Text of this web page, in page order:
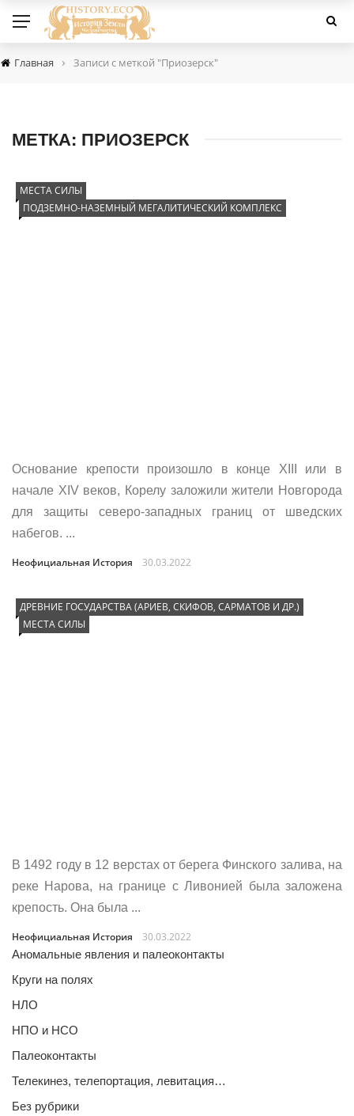
Главная › Записи с меткой "Приозерск"
МЕТКА: ПРИОЗЕРСК
МЕСТА СИЛЫ
ПОДЗЕМНО-НАЗЕМНЫЙ МЕГАЛИТИЧЕСКИЙ КОМПЛЕКС
Основание крепости произошло в конце XIII или в
начале XIV веков, Корелу заложили жители Новгорода
для защиты северо-западных границ от шведских
набегов. ...
Неофициальная История 30.03.2022
ДРЕВНИЕ ГОСУДАРСТВА (АРИЕВ, СКИФОВ, САРМАТОВ И ДР.)
МЕСТА СИЛЫ
В 1492 году в 12 верстах от берега Финского залива, на
реке Нарова, на границе с Ливонией была заложена
крепость. Она была ...
Неофициальная История
30.03.2022
Аномальные явления и палеоконтакты
Круги на полях
НЛО
НПО и НСО
Палеоконтакты
Телекинез, телепортация, левитация…
Без рубрики